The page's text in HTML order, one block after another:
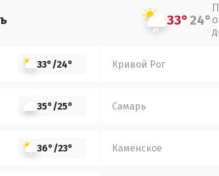
33°24°
33°/24° Кривой Рог
35°/25° Самарь
36°/23° Каменское